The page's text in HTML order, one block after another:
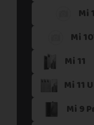
Si vous ne
Vous pouvez
Mi
Mi
Mi 11
Mi 11
Mi 9